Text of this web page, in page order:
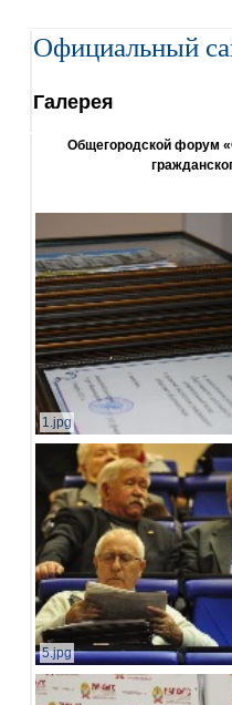
Официальный
Галерея
Общегородской форум
1.jpg
5.jpg